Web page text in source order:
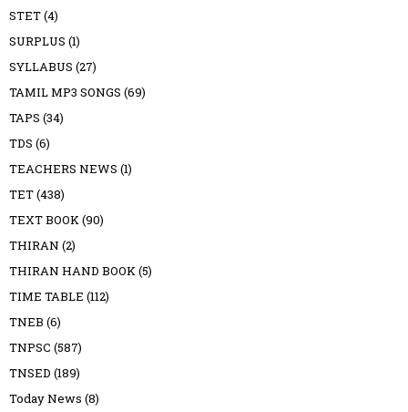
STET(4)
SURPLUS (1)
SYLLABUS (27)
TAMIL MP3 SONGS (69)
TAPS (34)
TDS (6)
TEACHERS NEWS (1)
TET(438)
TEXT BOOK(90)
THIRAN (2)
THIRAN HAND BOOK(5)
TIME TABLE (112)
TNEB (6)
TNPSC (587)
TNSED (189)
Today News (8)